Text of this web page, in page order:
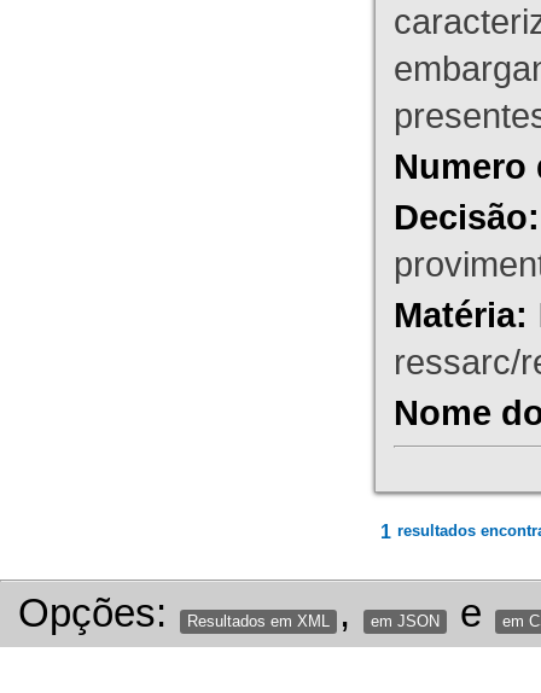
Numero
Decisão:
Matéria:
ressarc/
Nome
1 resultados
Opções: Resultados em XML , em JSON e em